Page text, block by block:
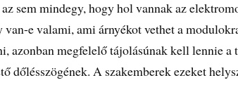
sem mindegy, hogy hol vannak az
e valami, ami árnyékot vethet a
azonban megfelelő tájolásúnak kell lennie
dőlésszögének. A szakemberek ezeket